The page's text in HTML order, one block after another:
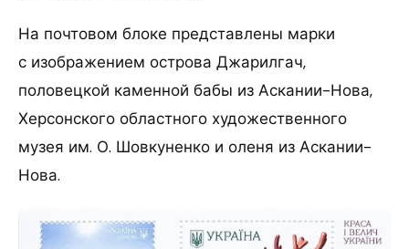
На почтовом блоке представлены марки
с изображением острова Джарилгач,
половецкой каменной бабы из Аскании-Нова,
Херсонского областного художественного
музея им. О. Шовкуненко и оленя из Аскании-
Нова.